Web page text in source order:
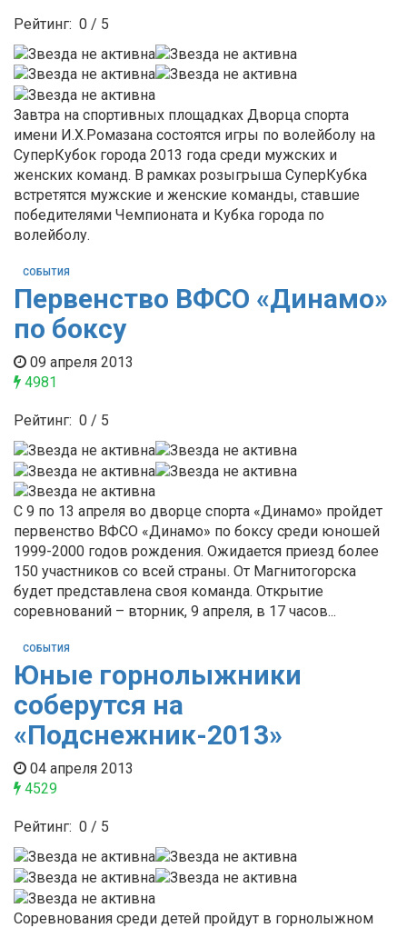
Рейтинг: 0 / 5
Завтра на спортивных площадках Дворца спорта
имени И.Х.Ромазана состоятся игры по волейболу на
СуперКубок города 2013 года среди мужских и
женских команд. В рамках розыгрыша СуперКубка
встретятся мужские и женские команды, ставшие
победителями Чемпионата и Кубка города по
волейболу.
СОБЫТИЯ
Первенство ВФСО «Динамо»
по боксу
09 апреля 2013
4981
Рейтинг: 0 / 5
С 9 по 13 апреля во дворце спорта «Динамо» пройдет
первенство ВФСО «Динамо» по боксу среди юношей
1999-2000 годов рождения. Ожидается приезд более
150 участников со всей страны. От Магнитогорска
будет представлена своя команда. Открытие
соревнований – вторник, 9 апреля, в 17 часов...
СОБЫТИЯ
Юные горнолыжники
соберутся на
«Подснежник-2013»
04 апреля 2013
4529
Рейтинг: 0 / 5
Соревнования среди детей пройдут в горнолыжном